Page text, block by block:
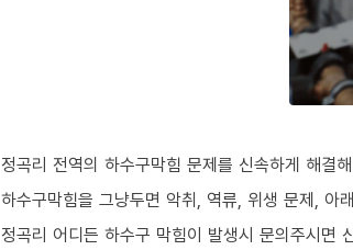
정곡리 전역의 하수구막힘 문제를 신속하게 해결
하수구막힘을 그냥두면 악취, 역류, 위생 문제, 아
정곡리 어디든 하수구 막힘이 발생시 문의주시면